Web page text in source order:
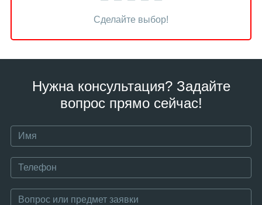
Сделайте выбор!
Нужна консультация? Задайте
вопрос прямо сейчас!